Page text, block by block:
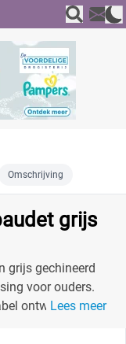
Omschrijving
grijs
grijs gechineerd
voor ouders.
ontwerp is het
Lees meer